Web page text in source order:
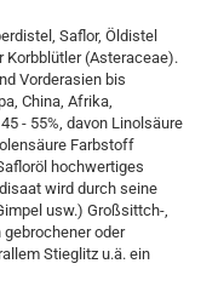
Saflor, Öldistel
Korbblütler (Asteraceae).
Vorderasien bis
China, Afrika,
- 55%, davon Linolsäure
Farbstoff
hochwertiges
wird durch seine
usw.) Großsittch-,
oder
Stieglitz u.ä. ein